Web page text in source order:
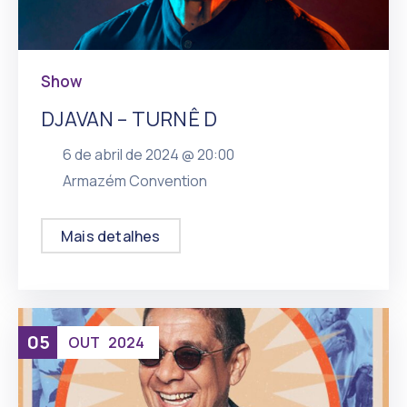
Show
DJAVAN – TURNÊ D
6 de abril de 2024 @20:00
Armazém Convention
Mais detalhes
05 OUT 2024